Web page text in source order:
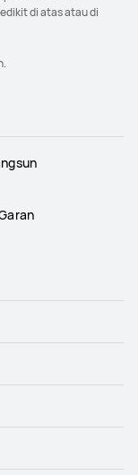
di atas atau di